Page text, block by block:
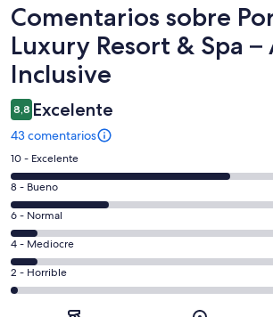
Comentarios
Comentarios sobre
Luxury Resort & Spa –
Inclusive
8,8 Excelente
43 comentarios
25
comentarios
de
un
total
de
43
con
10 - Excelente
11
comentarios
de
un
total
de
43
8 - Bueno
3
comentarios
de
un
total
6 - Normal
3
comentarios
de
4 - Mediocre
1
comentarios
2 - Horrible